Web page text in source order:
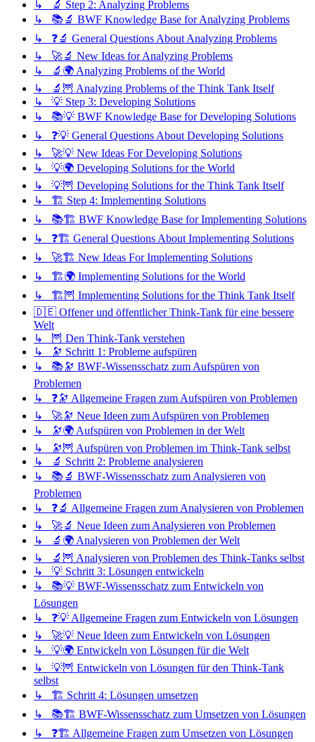
↳ 🔬 Step 2: Analyzing Problems
↳ 📚🔬 BWF Knowledge Base for Analyzing Problems
↳ ❓🔬 General Questions About Analyzing Problems
↳ 🚀🔬 New Ideas for Analyzing Problems
↳ 🔬🌍 Analyzing Problems of the World
↳ 🔬🦉 Analyzing Problems of the Think Tank Itself
↳ 💡 Step 3: Developing Solutions
↳ 📚💡 BWF Knowledge Base for Developing Solutions
↳ ❓💡 General Questions About Developing Solutions
↳ 🚀💡 New Ideas For Developing Solutions
↳ 💡🌍 Developing Solutions for the World
↳ 💡🦉 Developing Solutions for the Think Tank Itself
↳ 🏗️ Step 4: Implementing Solutions
↳ 📚🏗️ BWF Knowledge Base for Implementing Solutions
↳ ❓🏗️ General Questions About Implementing Solutions
↳ 🚀🏗️ New Ideas For Implementing Solutions
↳ 🏗️🌍 Implementing Solutions for the World
↳ 🏗️🦉 Implementing Solutions for the Think Tank Itself
🇩🇪 Offener und öffentlicher Think-Tank für eine bessere
Welt
↳ 🦉 Den Think-Tank verstehen
↳ 🔭 Schritt 1: Probleme aufspüren
↳ 📚🔭 BWF-Wissensschatz zum Aufspüren von
Problemen
↳ ❓🔭 Allgemeine Fragen zum Aufspüren von Problemen
↳ 🚀🔭 Neue Ideen zum Aufspüren von Problemen
↳ 🔭🌍 Aufspüren von Problemen in der Welt
↳ 🔭🦉 Aufspüren von Problemen im Think-Tank selbst
↳ 🔬 Schritt 2: Probleme analysieren
↳ 📚🔬 BWF-Wissensschatz zum Analysieren von
Problemen
↳ ❓🔬 Allgemeine Fragen zum Analysieren von Problemen
↳ 🚀🔬 Neue Ideen zum Analysieren von Problemen
↳ 🔬🌍 Analysieren von Problemen der Welt
↳ 🔬🦉 Analysieren von Problemen des Think-Tanks selbst
↳ 💡 Schritt 3: Lösungen entwickeln
↳ 📚💡 BWF-Wissensschatz zum Entwickeln von
Lösungen
↳ ❓💡 Allgemeine Fragen zum Entwickeln von Lösungen
↳ 🚀💡 Neue Ideen zum Entwickeln von Lösungen
↳ 💡🌍 Entwickeln von Lösungen für die Welt
↳ 💡🦉 Entwickeln von Lösungen für den Think-Tank
selbst
↳ 🏗️ Schritt 4: Lösungen umsetzen
↳ 📚🏗️ BWF-Wissensschatz zum Umsetzen von Lösungen
↳ ❓🏗️ Allgemeine Fragen zum Umsetzen von Lösungen